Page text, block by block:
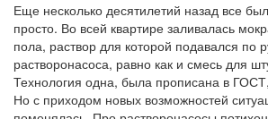
Еще несколько десятилетий назад все
просто. Во всей квартире заливалась
пола, раствор для которой подавался по
растворонасоса, равно как и смесь для
Технология одна, была прописана в
Но с приходом новых возможностей